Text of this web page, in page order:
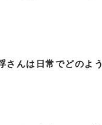
さんは日常でどのよ